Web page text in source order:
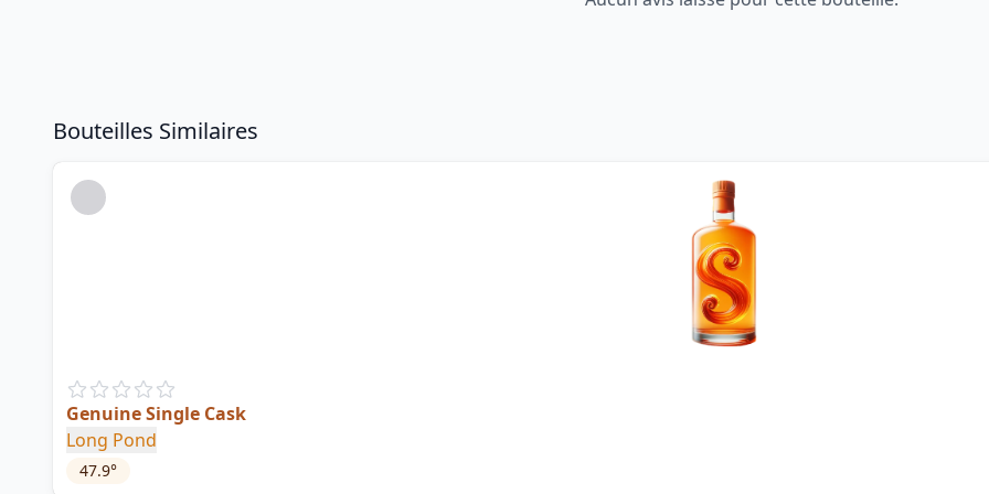
Bouteilles Similaires
Genuine Single Cask
Long Pond
47.9°